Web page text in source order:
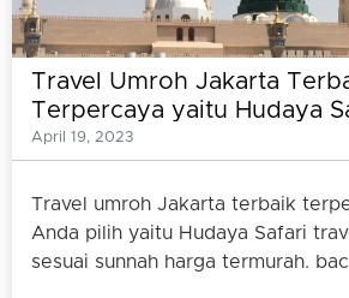
Travel Umroh Jakarta
Terpercaya yaitu Hudaya
April 19, 2023
Travel umroh Jakarta terbaik
Anda pilih yaitu Hudaya Safari
sesuai sunnah harga termurah.